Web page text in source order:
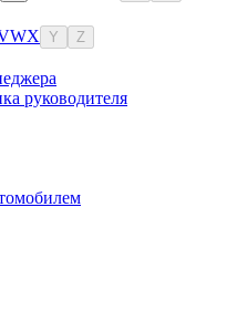
WX Y Z
руководителя